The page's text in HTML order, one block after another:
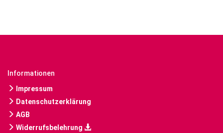
Informationen
Impressum
Datenschutzerklärung
AGB
Widerrufsbelehrung